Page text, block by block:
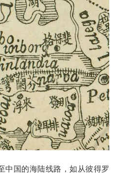
中国的海陆线路，如从彼得罗